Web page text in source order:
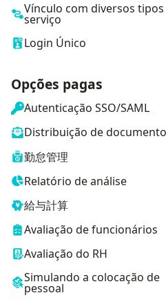
Vínculo com diversos
serviço
Login Único
Opções pagas
Autenticação SSO/SAML
Distribuição de
勤怠管理
Relatório de análise
給与計算
Avaliação de funcionários
Avaliação do RH
Simulando a colocação de
pessoal